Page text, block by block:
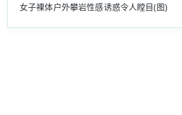
女子裸体户外攀岩性感诱惑令人瞠目(图)